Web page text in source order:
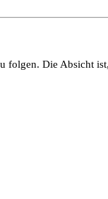
folgen. Die Absicht